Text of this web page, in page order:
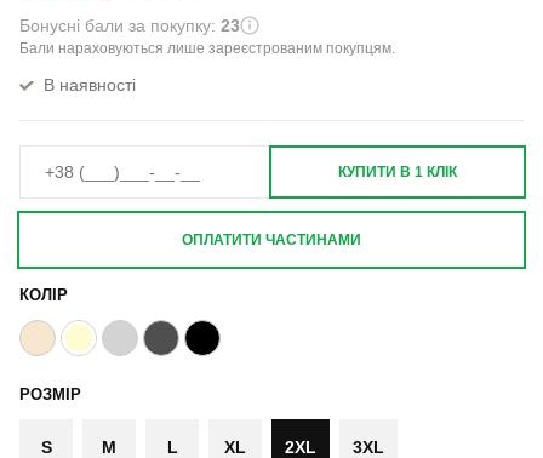
Бонусні бали за покупку: 23
Бали нараховуються лише зареєстрованим покупцям.
В наявності
КОЛІР
РОЗМІР
S M L XL 2XL 3XL
КУПИТИ В 1 КЛІК
ОПЛАТИТИ ЧАСТИНАМИ